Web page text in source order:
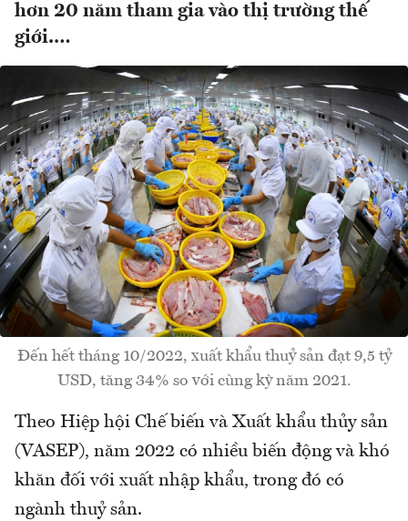
hơn 20 năm tham gia vào thị trường thế
giới.…
Đến hết tháng 10/2022, xuất khẩu thuỷ sản đạt 9,5 tỷ
USD, tăng 34% so với cùng kỳ năm 2021.
Theo Hiệp hội Chế biến và Xuất khẩu thủy sản
(VASEP), năm 2022 có nhiều biến động và khó
khăn đối với xuất nhập khẩu, trong đó có
ngành thuỷ sản.